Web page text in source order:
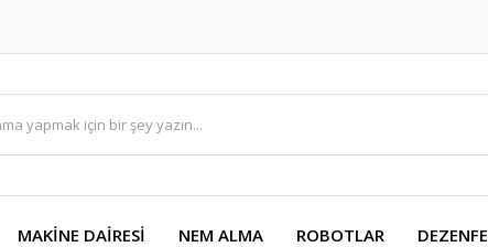
MAKİNE DAİRESİ NEM ALMA ROBOTLAR